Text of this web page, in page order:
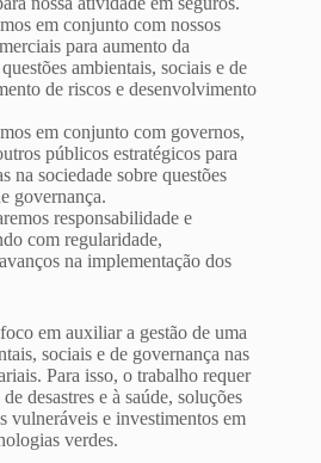
em conjunto com nossos
para aumento da
ambientais, sociais e de
de riscos e desenvolvimento
em conjunto com governos,
públicos estratégicos para
na sociedade sobre questões
governança.
responsabilidade e
com regularidade,
na implementação dos
em auxiliar a gestão de uma
sociais e de governança nas
Para isso, o trabalho requer
desastres e à saúde, soluções
vulneráveis e investimentos em
verdes.